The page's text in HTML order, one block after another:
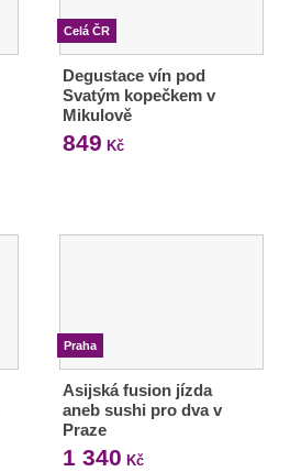
Celá ČR
Degustace vín pod
Svatým kopečkem v
Mikulově
849 Kč
Praha
Asijská fusion jízda
aneb sushi pro dva v
Praze
1 340 Kč